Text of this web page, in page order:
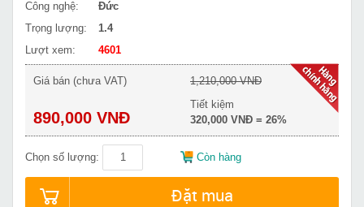
Công nghệ:
Đức
Trọng lượng:
1.4
Lượt xem:
4601
Giá bán (chưa VAT)
890,000 VNĐ
1,210,000 VNĐ
Tiết kiệm
320,000 VNĐ = 26%
Chọn số lượng: Còn hàng
Đặt mua